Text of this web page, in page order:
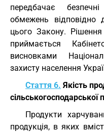
передбачає
обмежень відповідно
цього Закону.
приймається
висновками
захисту населення
Стаття 6. Якість
сільськогосподарської
Продукти
продукція, в яких